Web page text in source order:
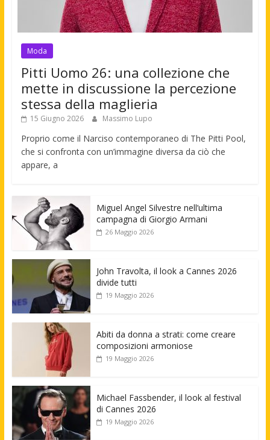
Moda
Pitti Uomo 26: una collezione che
mette in discussione la percezione
stessa della maglieria
15 Giugno 2026 Massimo Lupo
Proprio come il Narciso contemporaneo di The Pitti Pool,
che si confronta con un’immagine diversa da ciò che
appare, a
Miguel Angel Silvestre nell’ultima
campagna di Giorgio Armani
26 Maggio 2026
John Travolta, il look a Cannes 2026
divide tutti
19 Maggio 2026
Abiti da donna a strati: come creare
composizioni armoniose
19 Maggio 2026
Michael Fassbender, il look al festival
di Cannes 2026
19 Maggio 2026